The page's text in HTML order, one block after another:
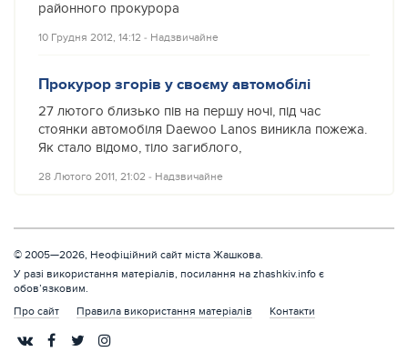
районного прокурора
10 Грудня 2012, 14:12 ‐ Надзвичайне
Прокурор згорів у своєму автомобілі
27 лютого близько пів на першу ночі, під час
стоянки автомобіля Daewoo Lanos виникла пожежа.
Як стало відомо, тіло загиблого,
28 Лютого 2011, 21:02 ‐ Надзвичайне
© 2005—2026, Неофіційний сайт міста Жашкова.
У разі використання матеріалів, посилання на zhashkiv.info є
обов’язковим.
Про сайт
Правила використання матеріалів Контакти